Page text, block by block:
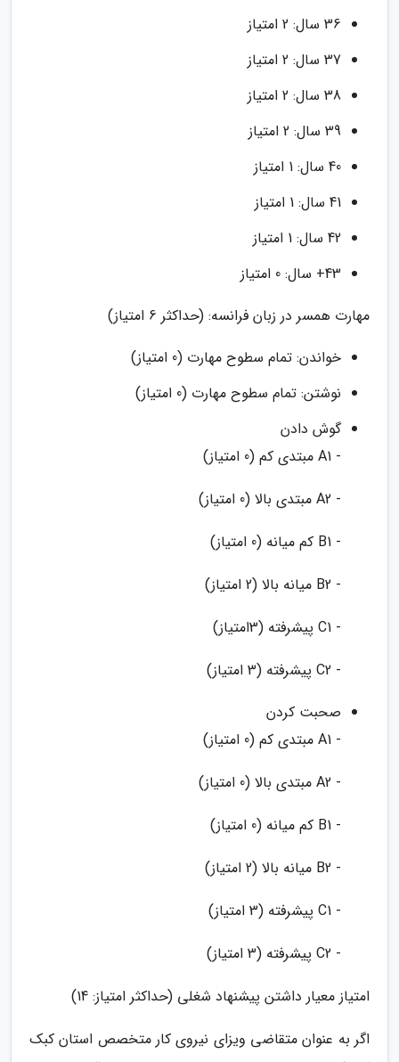
36 سال: 2 امتیاز
37 سال: 2 امتیاز
38 سال: 2 امتیاز
39 سال: 2 امتیاز
40 سال: 1 امتیاز
41 سال: 1 امتیاز
42 سال: 1 امتیاز
43+ سال: 0 امتیاز
مهارت همسر در زبان فرانسه: (حداکثر 6 امتیاز)
خواندن: تمام سطوح مهارت (0 امتیاز)
نوشتن: تمام سطوح مهارت (0 امتیاز)
گوش دادن
- A1 مبتدی کم (0 امتیاز)
- A2 مبتدی بالا (0 امتیاز)
- B1 کم میانه (0 امتیاز)
- B2 میانه بالا (2 امتیاز)
- C1 پیشرفته (3امتیاز)
- C2 پیشرفته (3 امتیاز)
صحبت کردن
- A1 مبتدی کم (0 امتیاز)
- A2 مبتدی بالا (0 امتیاز)
- B1 کم میانه (0 امتیاز)
- B2 میانه بالا (2 امتیاز)
- C1 پیشرفته (3 امتیاز)
- C2 پیشرفته (3 امتیاز)
امتیاز معیار داشتن پیشنهاد شغلی (حداکثر امتیاز: 14)
اگر به عنوان متقاضی ویزای نیروی کار متخصص استان کبک